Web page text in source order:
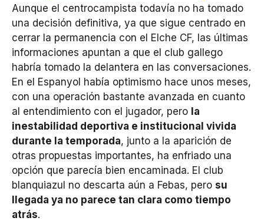
Aunque el centrocampista todavía no ha tomado
una decisión definitiva, ya que sigue centrado en
cerrar la permanencia con el Elche CF, las últimas
informaciones apuntan a que el club gallego
habría tomado la delantera en las conversaciones.
En el Espanyol había optimismo hace unos meses,
con una operación bastante avanzada en cuanto
al entendimiento con el jugador, pero la
inestabilidad deportiva e institucional vivida
durante la temporada, junto a la aparición de
otras propuestas importantes, ha enfriado una
opción que parecía bien encaminada. El club
blanquiazul no descarta aún a Febas, pero su
llegada ya no parece tan clara como tiempo
atrás.